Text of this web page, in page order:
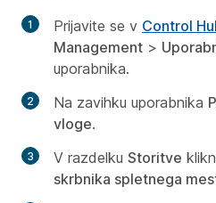
Prijavite se v Control
Management >
uporabnika.
Na zavihku uporabnika
vloge.
V razdelku Storitve
skrbnika spletnega